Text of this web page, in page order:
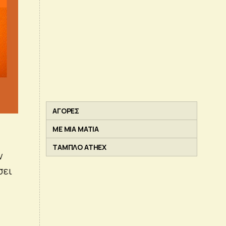
ΑΓΟΡΕΣ
ΜΕ ΜΙΑ ΜΑΤΙΑ
ΤΑΜΠΛΟ ATHEX